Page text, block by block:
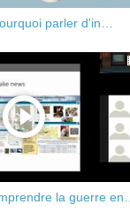
parler d'in…
la guerre en…